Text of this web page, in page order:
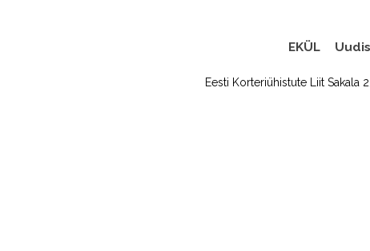
EKÜL
Eesti Korteriühistute Liit Sakala